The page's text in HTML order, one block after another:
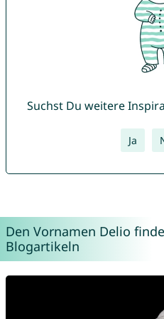
Suchst Du weitere
Ja
Den Vornamen Delio
Blogartikeln